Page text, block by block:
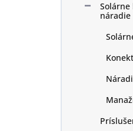
Solárne
náradie